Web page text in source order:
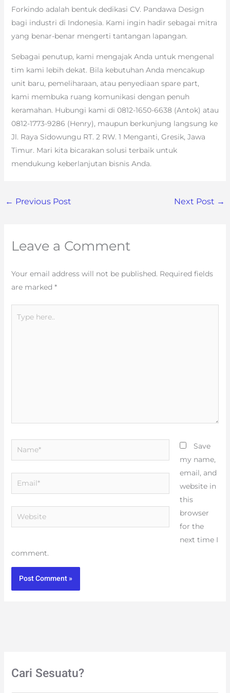
Forkindo adalah bentuk dedikasi CV. Pandawa Design
bagi industri di Indonesia. Kami ingin hadir sebagai mitra
yang benar-benar mengerti tantangan lapangan.
Sebagai penutup, kami mengajak Anda untuk mengenal
tim kami lebih dekat. Bila kebutuhan Anda mencakup
unit baru, pemeliharaan, atau penyediaan spare part,
kami membuka ruang komunikasi dengan penuh
keramahan. Hubungi kami di 0812-1650-6638 (Antok) atau
0812-1773-9286 (Henry), maupun berkunjung langsung ke
Jl. Raya Sidowungu RT. 2 RW. 1 Menganti, Gresik, Jawa
Timur. Mari kita bicarakan solusi terbaik untuk
mendukung keberlanjutan bisnis Anda.
← Previous Post Next Post →
Leave a Comment
Your email address will not be published. Required fields
are marked *
here..
Name*
Email*
Website
Save
my name,
email, and
website in
this
browser
for the
next time I
comment.
Cari Sesuatu?